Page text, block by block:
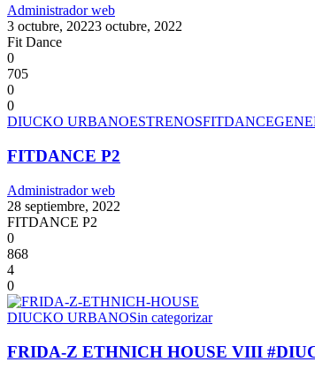
Administrador web
3 octubre, 20223 octubre, 2022
Fit Dance
0
705
0
0
DIUCKO URBANOESTRENOSFITDANCE
FITDANCE P2
Administrador web
28 septiembre, 2022
FITDANCE P2
0
868
4
0
DIUCKO URBANOSin categorizar
FRIDA-Z ETHNICH HOUSE VIII